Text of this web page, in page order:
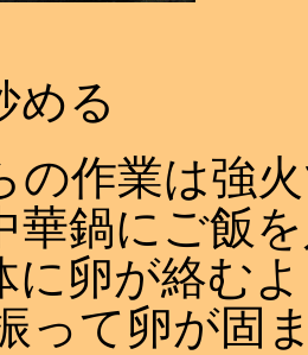
める
の作業は強
華鍋にご飯
に卵が絡む
って卵が固